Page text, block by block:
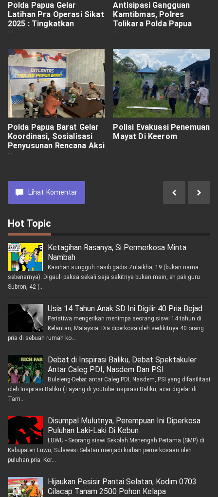
Polda Papua Gelar
Latihan Pra Operasi Sikat
2025 : Tingkatkan
Kesiapan Personel Dalam
Konvensional
Antisipasi Gangguan
Kamtibmas, Polres
Tolikara Polda Papua
Laksanakan Patroli Dan
Polda Papua Barat Gelar
Koordinasi, Sosialisasi
Penyusunan Rencana Aksi
Keselamatan
Polisi Evakuasi Penemuan
Mayat Di Keerom
Lihat Komentar
Hot Topic
Ketagihan Rasanya, Si Permerkosa Minta
Nambah
Kasihan sungguh nasib gadis Zulaikha, 19 (bukan nama
sebenarnya). Digauli paksa sekali saja sakitnya bukan main, eh pak guru
Subron, 42 (...
Usia 14 Tahun Anak SD Ini Digilir 40 Pria Bejad
Peristiwa mengerikan menimpa seorang siswi 14 tahun di
Kelantan, Malaysia. Dia diperkosa oleh sedikitnya 40 orang
pria di sebuah rumah ko...
Debat di Inspirasi Baliku, Debat Spektakuler
Antar Caleg PDI, Nasdem Dan PSI
Buleleng-Debat antar Caleg PDI, Nasdem, PSI yang difasilitasi
oleh Inspirasi Baliku (Tayang di youtube inspirasi Baliku, acar digelar di
Tam...
Disumpal Mulutnya, Perempuan Ini Diperkosa
Puluhan Laki-Laki Di Kebun
LUWU - Seorang siswi Sekolah Menengah Pertama (SMP) di
Kabupaten Luwu, Sulawesi Selatan menjadi korban pemerkosaan oleh
puluhan pria. Kor...
Hijaukan Pesisir Pantai Selatan, Kodim 0703
Cilacap Tanam 2500 Pohon Kelapa